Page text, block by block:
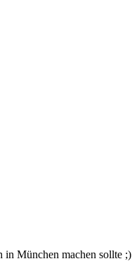
in München machen sollte ;)